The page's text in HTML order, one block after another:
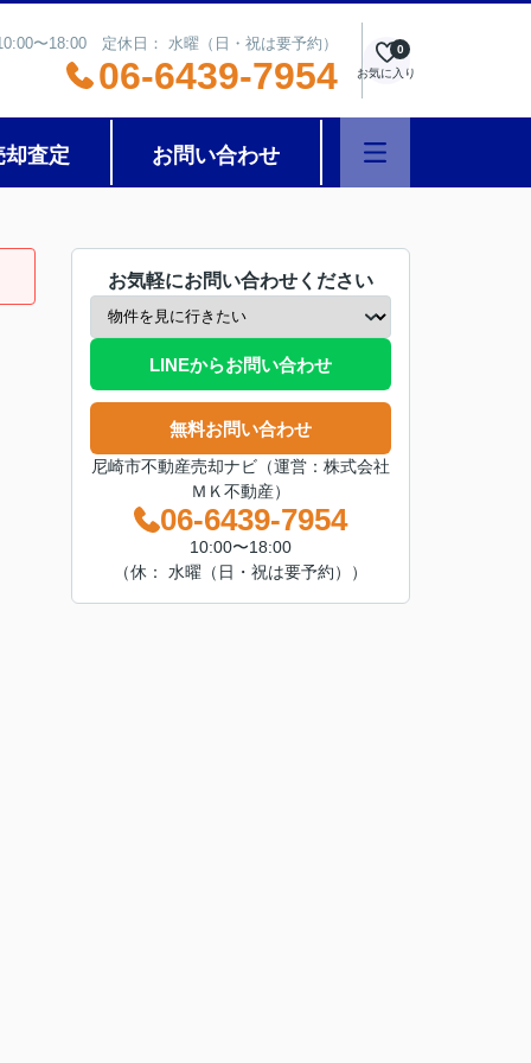
〜18:00 定休日： 水曜（日・祝は要予約）
06-6439-7954 お気に入り
0
却査定 お問い合わせ
お気軽にお問い合わせください
LINEからお問い合わせ
無料お問い合わせ
尼崎市不動産売却ナビ（運営：株式会社
ＭＫ不動産）
06-6439-7954
10:00〜18:00
（休： 水曜（日・祝は要予約））